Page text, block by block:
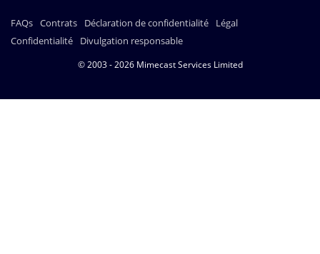
FAQs Contrats Déclaration de confidentialité
Légal
Confidentialité
Divulgation responsable
© 2003 - 2026 Mimecast Services Limited